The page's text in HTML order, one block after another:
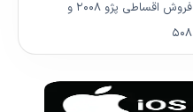
فروش اقساطی پژو ۲۰۰۸ و
۵۰۸